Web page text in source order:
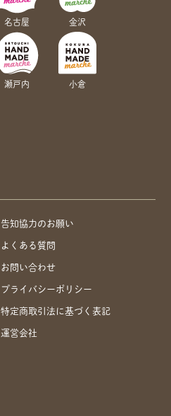
名古屋 金沢
瀬戸内 小倉
告知協力のお願い
よくある質問
お問い合わせ
プライバシーポリシー
特定商取引法に基づく表記
運営会社